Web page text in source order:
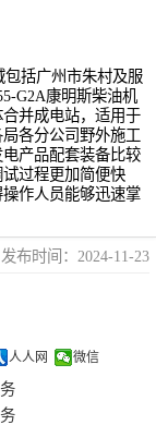
包括广州市朱村及服
G2A康明斯柴油机
并成电站，适用于
各分公司野外施工
产品配套装备比较
过程更加简便快
作人员能够迅速掌
布时间：2024-11-23
人人网 微信